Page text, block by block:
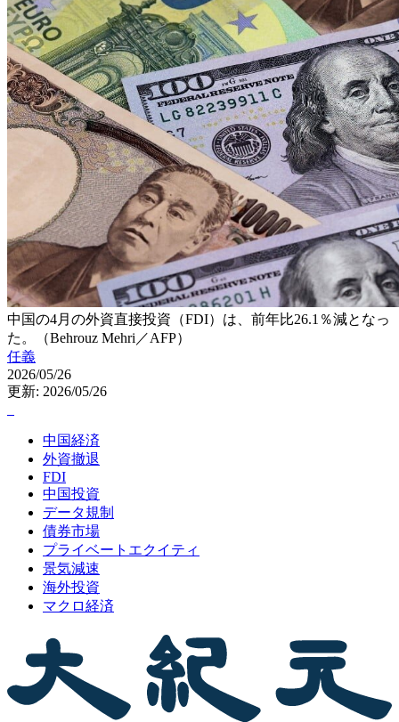
中国の4月の外資直接投資（FDI）は、前年比26.1％減となっ
た。（Behrouz Mehri／AFP）
任義
2026/05/26
更新: 2026/05/26
中国経済
外資撤退
FDI
中国投資
データ規制
債券市場
プライベートエクイティ
景気減速
海外投資
マクロ経済